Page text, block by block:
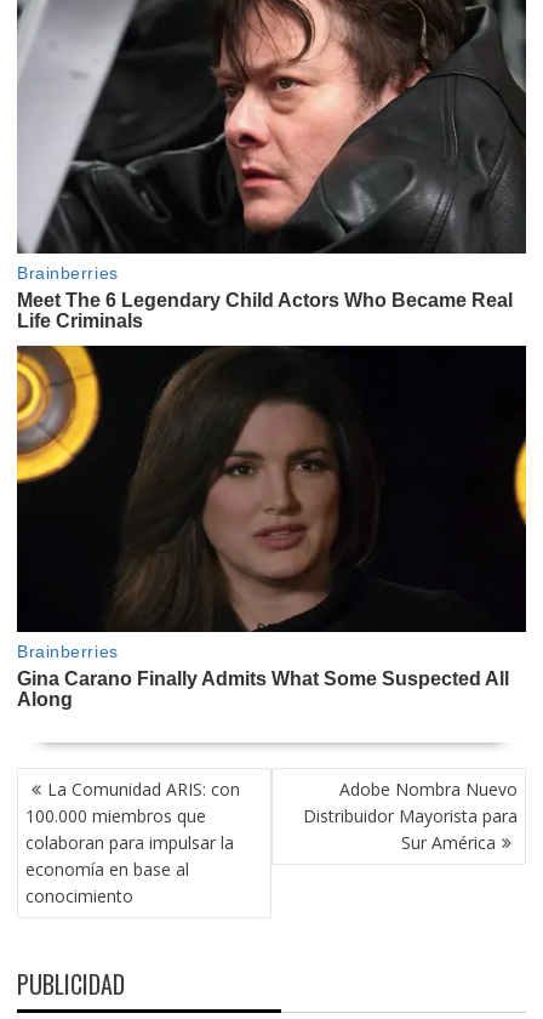
NAVEGACIÓN
DE
ENTRADAS
La Comunidad ARIS: con
100.000 miembros que
colaboran para impulsar la
economía en base al
conocimiento
Adobe Nombra Nuevo
Distribuidor Mayorista para
Sur América
PUBLICIDAD